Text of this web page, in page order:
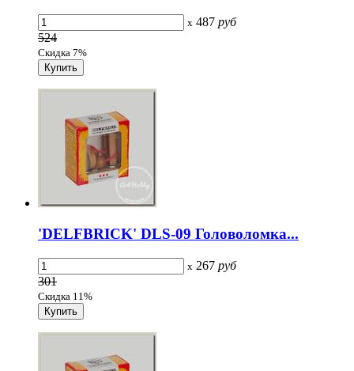
x 487 руб
524
Скидка 7%
'DELFBRICK' DLS-09 Головоломка...
x 267 руб
301
Скидка 11%